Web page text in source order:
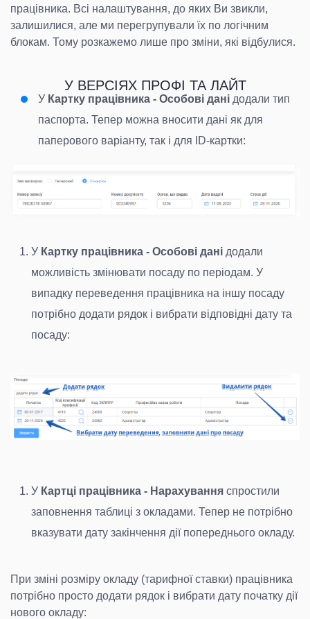
працівника. Всі налаштування, до яких Ви звикли,
залишилися, але ми перегрупували їх по логічним
блокам. Тому розкажемо лише про зміни, які відбулися.
У ВЕРСІЯХ ПРОФІ ТА ЛАЙТ
У Картку працівника - Особові дані додали тип
паспорта. Тепер можна вносити дані як для
паперового варіанту, так і для ID-картки:
У Картку працівника - Особові дані додали
можливість змінювати посаду по періодам. У
випадку переведення працівника на іншу посаду
потрібно додати рядок і вибрати відповідні дату та
посаду:
У Картці працівника - Нарахування спростили
заповнення таблиці з окладами. Тепер не потрібно
вказувати дату закінчення дії попереднього окладу.
При зміні розміру окладу (тарифної ставки) працівника
потрібно просто додати рядок і вибрати дату початку дії
нового окладу: